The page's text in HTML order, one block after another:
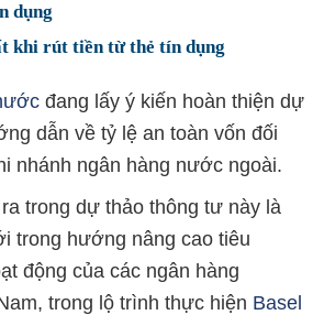
dụng
khi rút tiền từ thẻ tín dụng
đang lấy ý kiến hoàn thiện dự
dẫn về tỷ lệ an toàn vốn đối
nhánh ngân hàng nước ngoài.
trong dự thảo thông tư này là
trong hướng nâng cao tiêu
động của các ngân hàng
trong lộ trình thực hiện Basel